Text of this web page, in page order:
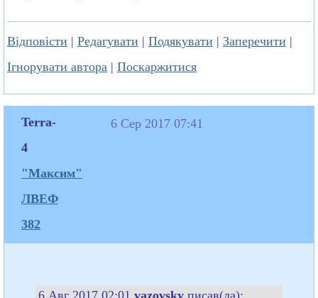
Відповісти | Редагувати | Подякувати | Заперечити |
Ігнорувати автора | Поскаржитися
Terra-
4
"Максим"
ЛВЕФ
382
6 Сер 2017 07:41
6 Авг 2017 02:01 vazovsky писав(ла):